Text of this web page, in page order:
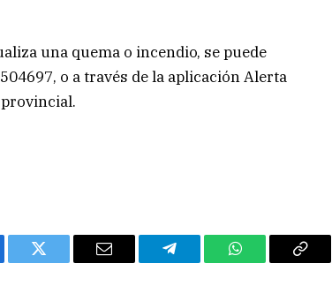
una quema o incendio, se puede
o a través de la aplicación Alerta
Twitter Email Telegram WhatsAppCopy